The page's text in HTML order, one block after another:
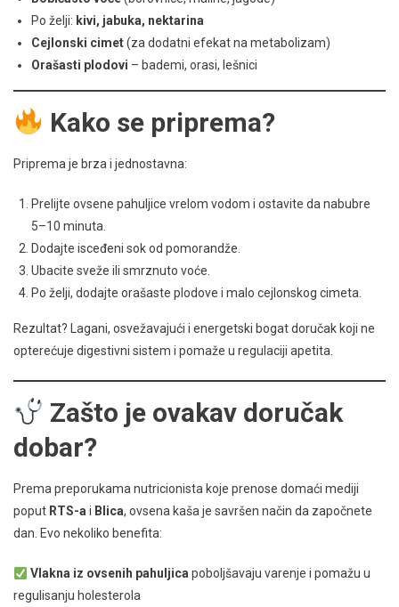
Po želji: kivi, jabuka, nektarina
Cejlonski cimet(za dodatni efekat na metabolizam)
Orašasti plodovi – bademi, orasi, lešnici
Kako se priprema?
Priprema je brza i jednostavna:
Prelijte ovsene pahuljice vrelom vodom i ostavite da nabubre
5–10 minuta.
Dodajte isceđeni sok od pomorandže.
Ubacite sveže ili smrznuto voće.
Po želji, dodajte orašaste plodove i malo cejlonskog cimeta.
Rezultat? Lagani, osvežavajući i energetski bogat doručak koji ne
opterećuje digestivni sistem i pomaže u regulaciji apetita.
Zašto je ovakav doručak
dobar?
Prema preporukama nutricionista koje prenose domaći mediji
poput RTS-ai Blica, ovsena kaša je savršen način da započnete
dan. Evo nekoliko benefita:
Vlakna iz ovsenih pahuljicapoboljšavaju varenje i pomažu u
regulisanju holesterola